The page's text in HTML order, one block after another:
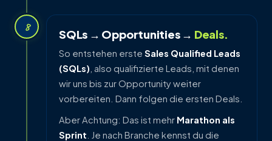
8 SQLs → Opportunities → Deals.
So entstehen erste Sales Qualified Leads
(SQLs) , also qualifizierte Leads, mit denen
wir uns bis zur Opportunity weiter
vorbereiten. Dann folgen die ersten Deals.
Aber Achtung: Das ist mehr Marathon als
Sprint . Je nach Branche kennst du die